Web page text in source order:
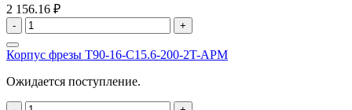
2 156.16 ₽
- +
Корпус фрезы T90-16-C15.6-200-2T-APM
Ожидается поступление.